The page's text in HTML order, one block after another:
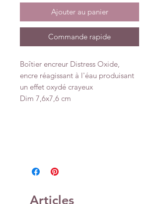
Ajouter au panier
Commande rapide
Boîtier encreur Distress Oxide,
encre réagissant à l'éau produisant
un effet oxydé crayeux
Dim 7,6x7,6 cm
Articles